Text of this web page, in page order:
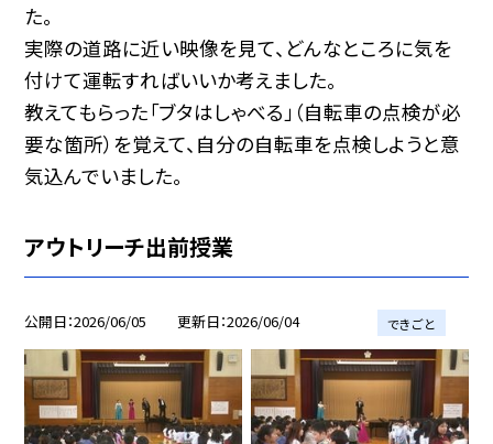
た。
実際の道路に近い映像を見て、どんなところに気を
付けて運転すればいいか考えました。
教えてもらった「ブタはしゃべる」（自転車の点検が必
要な箇所）を覚えて、自分の自転車を点検しようと意
気込んでいました。
アウトリーチ出前授業
公開日 2026/06/05 更新日 2026/06/04 できごと